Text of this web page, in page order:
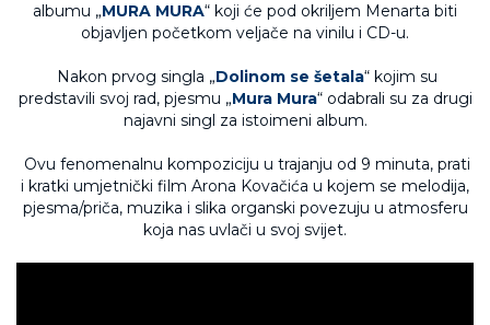
albumu „MURA MURA“ koji će pod okriljem Menarta biti
objavljen početkom veljače na vinilu i CD-u.
Nakon prvog singla „Dolinom se šetala“ kojim su
predstavili svoj rad, pjesmu „Mura Mura“ odabrali su za drugi
najavni singl za istoimeni album.
Ovu fenomenalnu kompoziciju u trajanju od 9 minuta, prati
i kratki umjetnički film Arona Kovačića u kojem se melodija,
pjesma/priča, muzika i slika organski povezuju u atmosferu
koja nas uvlači u svoj svijet.